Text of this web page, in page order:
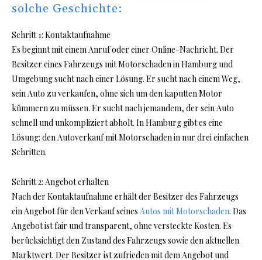
solche Geschichte:
Schritt 1: Kontaktaufnahme
Es beginnt mit einem Anruf oder einer Online-Nachricht. Der
Besitzer eines Fahrzeugs mit Motorschaden in Hamburg und
Umgebung sucht nach einer Lösung. Er sucht nach einem Weg,
sein Auto zu verkaufen, ohne sich um den kaputten Motor
kümmern zu müssen. Er sucht nach jemandem, der sein Auto
schnell und unkompliziert abholt. In Hamburg gibt es eine
Lösung: denAutoverkauf mit Motorschaden in nur drei einfachen
Schritten.
Schritt 2: Angebot erhalten
Nach der Kontaktaufnahme erhält der Besitzer des Fahrzeugs
ein Angebot für den Verkauf seines Autos mit Motorschaden. Das
Angebot ist fair und transparent, ohne versteckte Kosten. Es
berücksichtigt den Zustand des Fahrzeugs sowie den aktuellen
Marktwert. Der Besitzer ist zufrieden mit dem Angebot und